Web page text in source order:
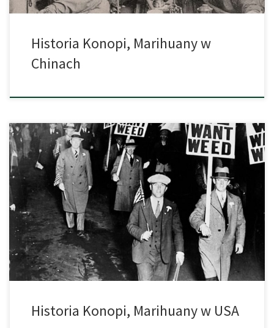
Historia Konopi, Marihuany w
Chinach
Kryzys Migracyjny Kolebką Marihuany w Stanach Zjednoczonych
Historia marihuany w USA sięga do początku XX wieku i jest ściśle
powiązana z kryzysem migracyjnym, wywołanym przez
niestabilną sytuację polityczną w Meksyku. To właśnie Meksykanie,
którzy po rewolucji w 1910 roku, zaczęli masowo emigrować do
Stanów Zjednoczonych rozpowszechnili, popularną w ich kulturze
[…]
Historia Konopi, Marihuany w USA